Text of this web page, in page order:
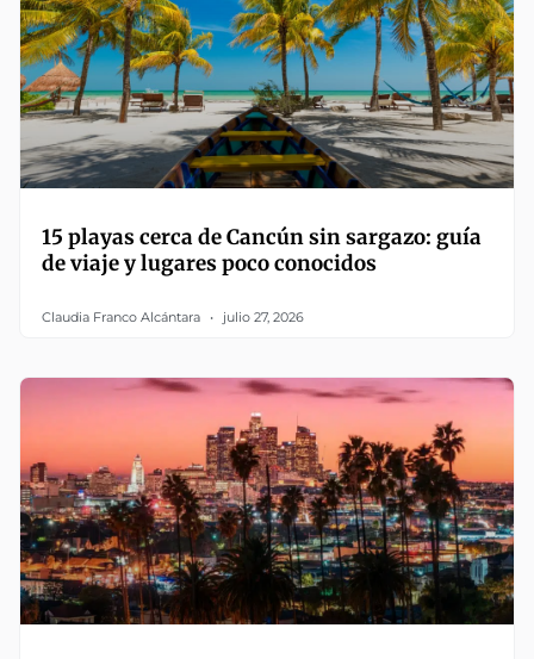
15 playas cerca de Cancún sin sargazo: guía
de viaje y lugares poco conocidos
Claudia Franco Alcántara julio 27, 2026